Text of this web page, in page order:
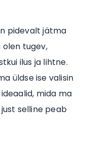
pidevalt jätma
olen tugev,
ilus ja lihtne.
üldse ise valisin
mida ma
selline peab